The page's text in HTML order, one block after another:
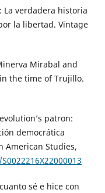
La verdadera historia
la libertad. Vintage
Mirabal and
the time of Trujillo.
patron:
democrática
American Studies,
sé e hice con